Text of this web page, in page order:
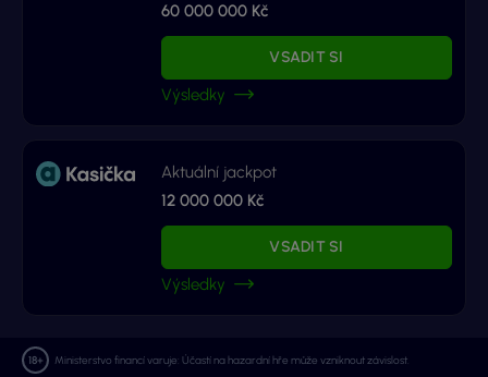
60 000 000 Kč
VSADIT SI
Výsledky
Aktuální jackpot
12 000 000 Kč
VSADIT SI
Výsledky
Ministerstvo financí varuje: Účastí na hazardní hře může vzniknout závislost.